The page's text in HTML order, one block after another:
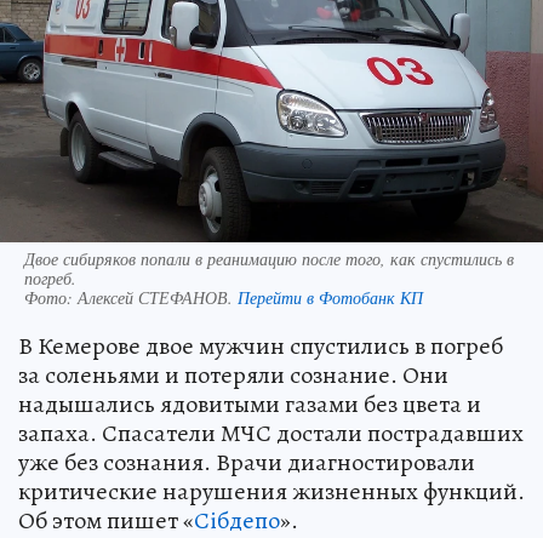
Двое сибиряков попали в реанимацию после того, как спустились в
погреб.
Фото: Алексей СТЕФАНОВ. Перейти в Фотобанк КП
В Кемерове двое мужчин спустились в погреб
за соленьями и потеряли сознание. Они
надышались ядовитыми газами без цвета и
запаха. Спасатели МЧС достали пострадавших
уже без сознания. Врачи диагностировали
критические нарушения жизненных функций.
Об этом пишет «Сiбдепо».